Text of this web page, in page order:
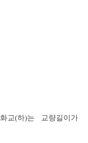
교(하)는 교량길이가